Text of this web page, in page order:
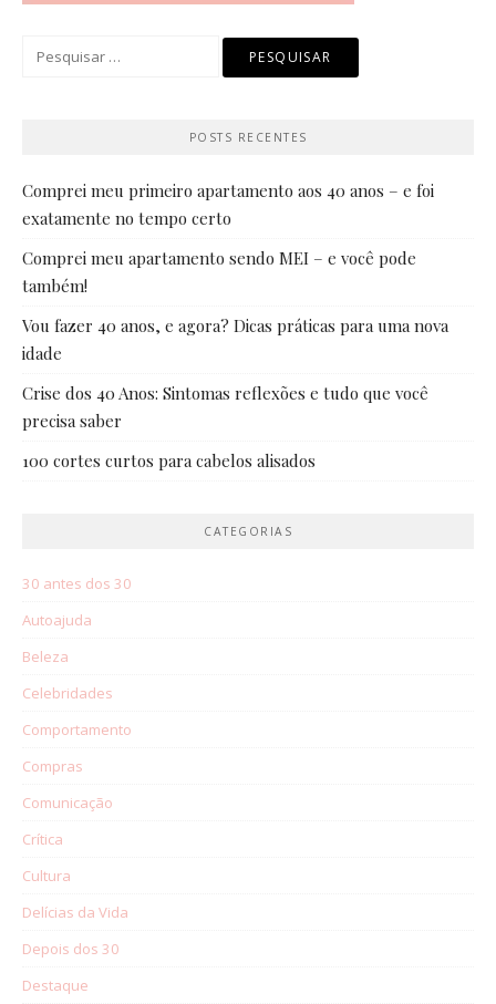
POSTS RECENTES
Comprei meu primeiro apartamento aos 40 anos – e foi
exatamente no tempo certo
Comprei meu apartamento sendo MEI – e você pode
também!
Vou fazer 40 anos, e agora? Dicas práticas para uma nova
idade
Crise dos 40 Anos: Sintomas reflexões e tudo que você
precisa saber
100 cortes curtos para cabelos alisados
CATEGORIAS
30 antes dos 30
Autoajuda
Beleza
Celebridades
Comportamento
Compras
Comunicação
Crítica
Cultura
Delícias da Vida
Depois dos 30
Destaque